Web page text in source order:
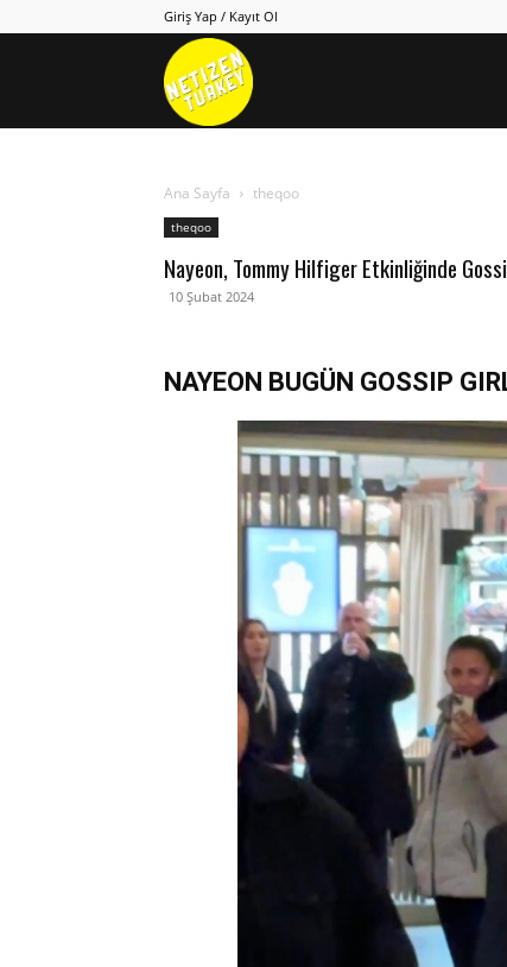
Giriş Yap / Kayıt Ol
Netizen
Ana Sayfa theqoo
theqoo
Nayeon, Tommy Hilfiger Etkinliğinde
10 Şubat 2024
NAYEON BUGÜN GOSSIP